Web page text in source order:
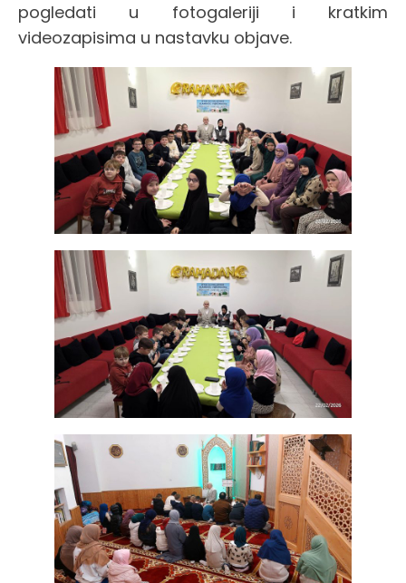
pogledati u fotogaleriji i kratkim
videozapisima u nastavku objave.